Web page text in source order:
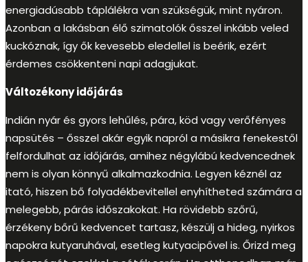
energiadúsabb táplálékra van szükségük, mint nyáron.
Azonban a lakásban élő szimatolók ősszel inkább veled
kuckóznak, így ők kevesebb eledellel is beérik, ezért
érdemes csökkenteni napi adagjukat.
Változékony időjárás
Indián nyár és gyors lehűlés, pára, köd vagy verőfényes
napsütés – ősszel akár egyik napról a másikra fenekestől
felfordulhat az időjárás, amihez négylábú kedvencednek
nem is olyan könnyű alkalmazkodnia. Legyen kéznél az
itató, hiszen bő folyadékbevitellel enyhítheted számára a
melegebb, párás időszakokat. Ha rövidebb szőrű,
érzékeny bőrű kedvencet tartasz, készülj a hideg, nyirkos
napokra kutyaruhával, esetleg kutyacipővel is. Őrizd meg